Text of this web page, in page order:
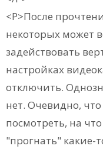
<P>После
некоторых может
задействовать
настройках
отключить.
нет. Очевидно,
посмотреть, на
"прогнать" какие-